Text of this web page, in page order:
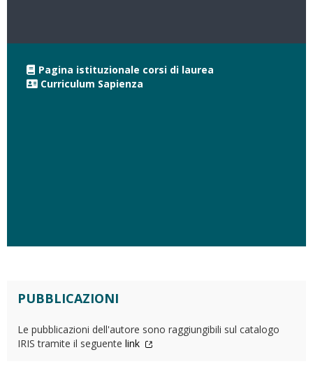
Pagina istituzionale corsi di laurea
Curriculum Sapienza
PUBBLICAZIONI
Le pubblicazioni dell'autore sono raggiungibili sul catalogo
IRIS tramite il seguente link